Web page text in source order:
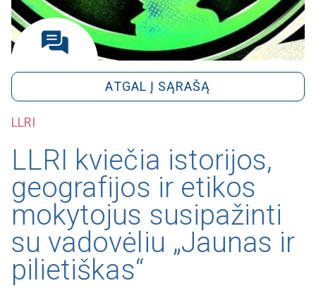
ATGAL Į SĄRAŠĄ
LLRI
LLRI kviečia istorijos,
geografijos ir etikos
mokytojus susipažinti
su vadovėliu „Jaunas ir
pilietiškas“